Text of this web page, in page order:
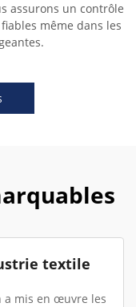
assurons un contrôle
même dans les
textile
a mis en œuvre les